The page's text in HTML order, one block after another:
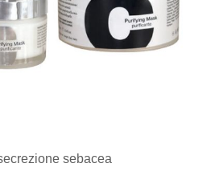
sebacea